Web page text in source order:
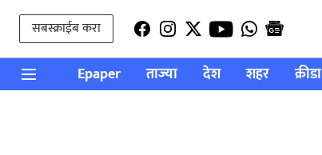
सबस्क्राईब करा
Epaper ताज्या देश शहर क्रीडा